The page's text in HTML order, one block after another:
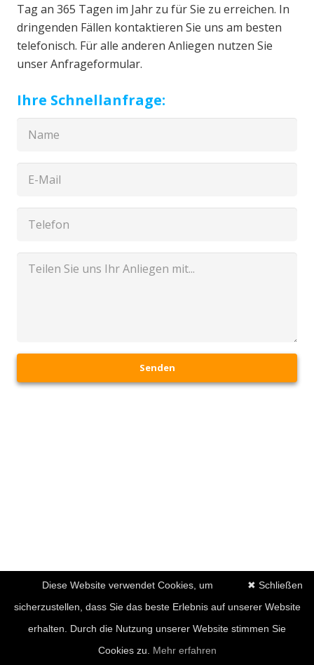
Tag an 365 Tagen im Jahr zu für Sie zu erreichen. In
dringenden Fällen kontaktieren Sie uns am besten
telefonisch. Für alle anderen Anliegen nutzen Sie
unser Anfrageformular.
Ihre Schnellanfrage:
Senden
✖ Schließen
Diese Website verwendet Cookies, um
sicherzustellen, dass Sie das beste Erlebnis auf unserer Website
erhalten. Durch die Nutzung unserer Website stimmen Sie
Cookies zu. Mehr erfahren